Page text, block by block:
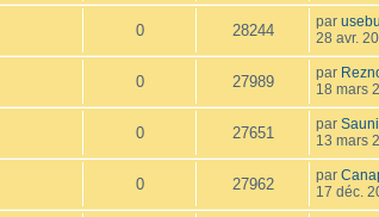
0 28244 par usebu
28 avr.
0 27989 par
18 mars
0 27651 par
13 mars
0 27962 par
17 déc.